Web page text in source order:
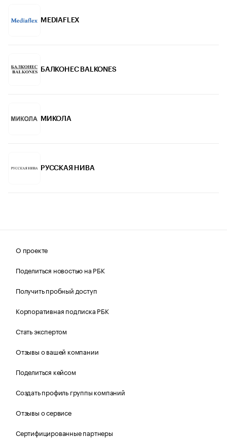
MEDIAFLEX
БАЛКОНЕС BALKONES
МИКОЛА
РУССКАЯ НИВА
О проекте
Поделиться новостью на РБК
Получить пробный доступ
Корпоративная подписка РБК
Стать экспертом
Отзывы о вашей компании
Поделиться кейсом
Создать профиль группы компаний
Отзывы о сервисе
Сертифицированные партнеры